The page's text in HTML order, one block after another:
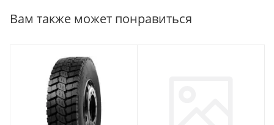
Вам также может понравиться